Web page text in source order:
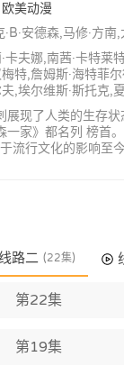
欧美动漫
安德森,马修·方
夫娜,南茜·卡特莱
特,詹姆斯·海特菲
,埃尔维斯·斯托克,
展现了人类的生存
一家》都名列 榜首
流行文化的影响至
线路二 (22集)
第22集
第19集